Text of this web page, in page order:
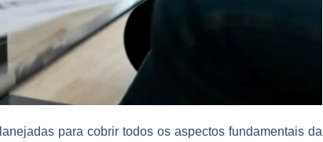
para cobrir todos os aspectos fundamentais da